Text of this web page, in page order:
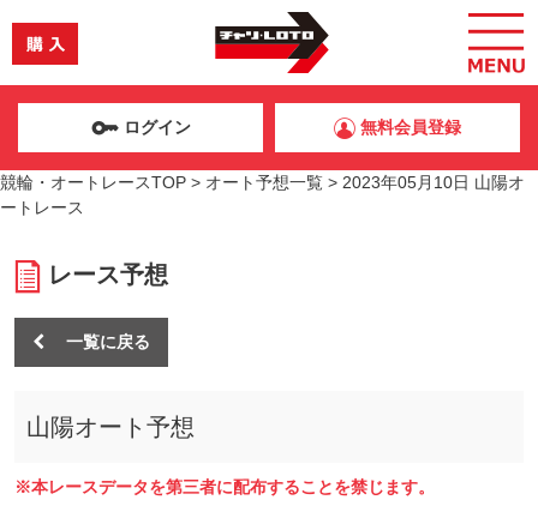
ログイン 無料会員登録
競輪・オートレースTOP > オート予想一覧 > 2023年05月10日 山陽オ
ートレース
レース予想
一覧に戻る
山陽オート予想
※本レースデータを第三者に配布することを禁じます。